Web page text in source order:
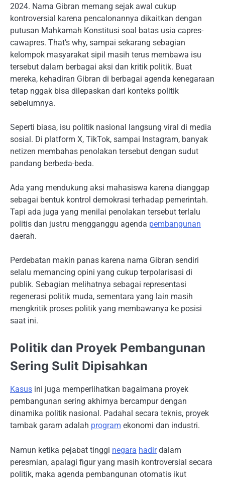
2024. Nama Gibran memang sejak awal cukup
kontroversial karena pencalonannya dikaitkan dengan
putusan Mahkamah Konstitusi soal batas usia capres-
cawapres. That’s why, sampai sekarang sebagian
kelompok masyarakat sipil masih terus membawa isu
tersebut dalam berbagai aksi dan kritik politik. Buat
mereka, kehadiran Gibran di berbagai agenda kenegaraan
tetap nggak bisa dilepaskan dari konteks politik
sebelumnya.
Seperti biasa, isu politik nasional langsung viral di media
sosial. Di platform X, TikTok, sampai Instagram, banyak
netizen membahas penolakan tersebut dengan sudut
pandang berbeda-beda.
Ada yang mendukung aksi mahasiswa karena dianggap
sebagai bentuk kontrol demokrasi terhadap pemerintah.
Tapi ada juga yang menilai penolakan tersebut terlalu
politis dan justru mengganggu agenda pembangunan
daerah.
Perdebatan makin panas karena nama Gibran sendiri
selalu memancing opini yang cukup terpolarisasi di
publik. Sebagian melihatnya sebagai representasi
regenerasi politik muda, sementara yang lain masih
mengkritik proses politik yang membawanya ke posisi
saat ini.
Politik dan Proyek Pembangunan
Sering Sulit Dipisahkan
Kasus ini juga memperlihatkan bagaimana proyek
pembangunan sering akhirnya bercampur dengan
dinamika politik nasional. Padahal secara teknis, proyek
tambak garam adalah program ekonomi dan industri.
Namun ketika pejabat tinggi negara hadirdalam
peresmian, apalagi figur yang masih kontroversial secara
politik, maka agenda pembangunan otomatis ikut